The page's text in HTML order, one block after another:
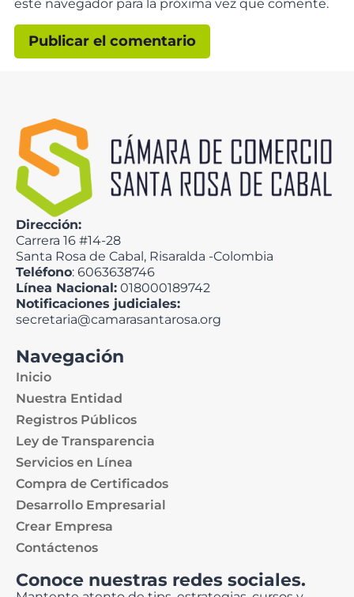
este navegador para la próxima vez que comente.
Dirección:
Carrera 16 #14-28
Santa Rosa de Cabal, Risaralda -Colombia
Teléfono: 6063638746
Línea Nacional: 018000189742
Notificaciones judiciales:
secretaria@camarasantarosa.org
Navegación
Inicio
Nuestra Entidad
Registros Públicos
Ley de Transparencia
Servicios en Línea
Compra de Certificados
Desarrollo Empresarial
Crear Empresa
Contáctenos
Conoce nuestras redes sociales.